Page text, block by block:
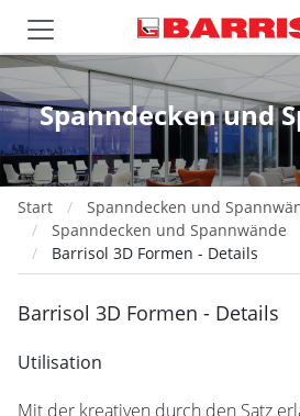
Spanndecken und
Start
Spanndecken und
Spanndecken und Spannwände
Barrisol 3D Formen - Details
Barrisol 3D Formen - Details
Utilisation
Mit der kreativen durch den Satz